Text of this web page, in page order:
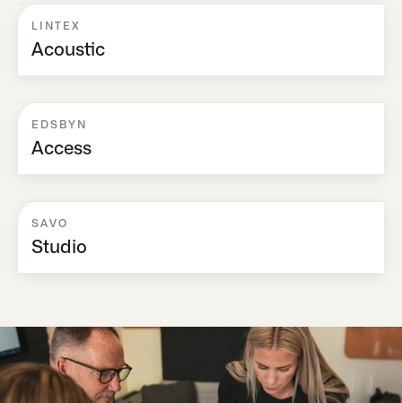
LINTEX
Acoustic
EDSBYN
Access
SAVO
Studio